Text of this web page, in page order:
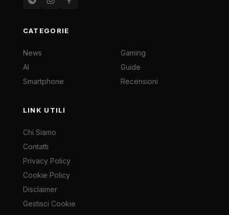
CATEGORIE
News
AI
Smartphone
Gaming
Guide
Recensioni
LINK UTILI
Chi Siamo
Contatti
Privacy Policy
Cookie Policy
Disclaimer
Gestisci Cookie